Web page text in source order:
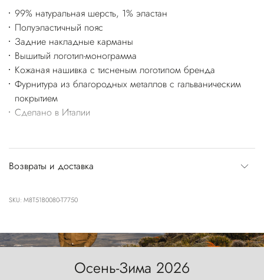
99% натуральная шерсть, 1% эластан
Полуэластичный пояс
Задние накладные карманы
Вышитый логотип-монограмма
Кожаная нашивка с тисненым логотипом бренда
Фурнитура из благородных металлов с гальваническим
покрытием
Сделано в Италии
Возвраты и доставка
SKU: M8T51B0080-T7750
Осень-Зима 2026